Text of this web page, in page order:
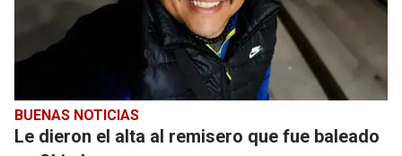
BUENAS NOTICIAS
Le dieron el alta al remisero que fue baleado